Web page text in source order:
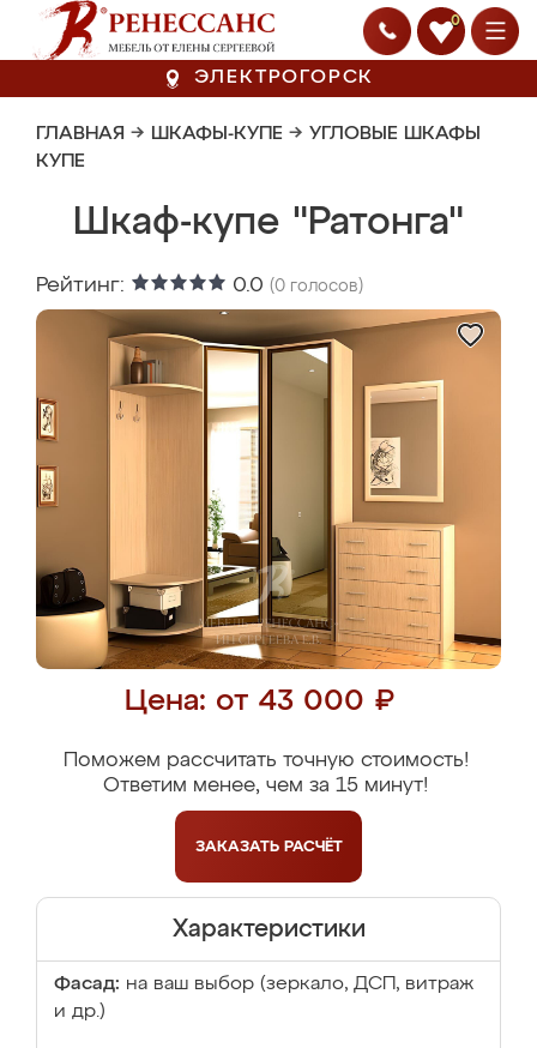
0
ЭЛЕКТРОГОРСК
ГЛАВНАЯ → ШКАФЫ-КУПЕ → УГЛОВЫЕ ШКАФЫ
КУПЕ
Шкаф-купе "Ратонга"
Рейтинг: 0.0 (0 голосов)
Цена: от 43 000 ₽
Поможем рассчитать точную стоимость!
Ответим менее, чем за 15 минут!
ЗАКАЗАТЬ РАСЧЁТ
Характеристики
Фасад: на ваш выбор (зеркало, ДСП, витраж
и др.)